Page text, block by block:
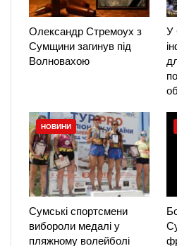
Олександр Стремоух з
Сумщини загинув під
Волновахою
У
НОВИНИ
Сумські спортсмени
вибороли медалі у
пляжному волейболі